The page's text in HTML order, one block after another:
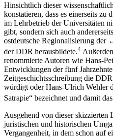
Hinsichtlich dieser
konstatieren, dass es einerseits zu
im Lehrbetrieb der Universitäten
gibt, sondern sich auch
ostdeutsche Regionalisierung der
der DDR herausbildete.4
renommierte Autoren wie Hans-
Entwicklungen der fünf
Zeitgeschichtsschreibung die
würdigt oder Hans-Ulrich Wehler
Satrapie“ bezeichnet und damit
Ausgehend von dieser skizzierten
juristischen und historischen
Vergangenheit, in dem schon auf